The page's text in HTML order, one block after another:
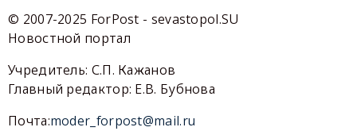
© 2007-2025 ForPost - sevastopol.SU
Новостной портал
Учредитель: С.П. Кажанов
Главный редактор: Е.В. Бубнова
Почта:moder_forpost@mail.ru